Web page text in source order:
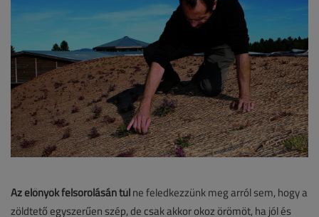
Az előnyök felsorolásán túlne feledkezzünk meg arról sem, hogy a
zöldtető egyszerűen szép, de csak akkor okoz örömöt, ha jól és